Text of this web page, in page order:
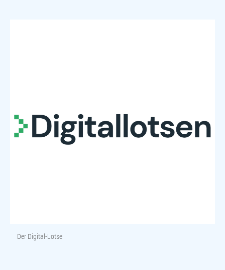
Der Digital-Lotse